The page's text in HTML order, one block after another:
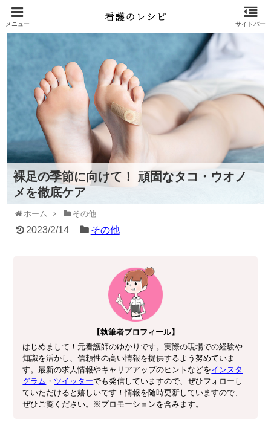
裸足の季節に向けて！ 頑固なタコ・ウオノ
メを徹底ケア
ホーム その他
2023/2/14 その他
【執筆者プロフィール】
はじめまして！元看護師のゆかりです。実際の現場での経験や
知識を活かし、信頼性の高い情報を提供するよう努めていま
す。最新の求人情報やキャリアアップのヒントなどをインスタ
グラム ・ ツイッターでも発信していますので、ぜひフォローし
ていただけると嬉しいです！情報を随時更新していますので、
ぜひご覧ください。※プロモーションを含みます。